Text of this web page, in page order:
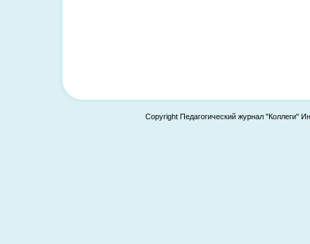
Copyright Педагогический журнал "Коллеги"